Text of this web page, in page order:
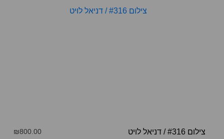
צילום #316 / דניאל לויט ₪800.00